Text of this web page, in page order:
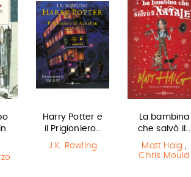
Harry Potter e
il Prigioniero…
J.K. Rowling
La bambina
che salvò il…
Matt Haig ,
Chris Mould